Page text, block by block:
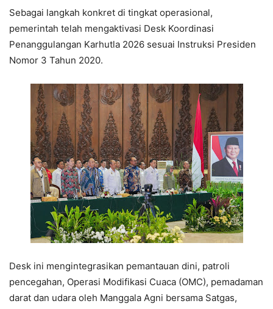
Sebagai langkah konkret di tingkat operasional,
pemerintah telah mengaktivasi Desk Koordinasi
Penanggulangan Karhutla 2026 sesuai Instruksi Presiden
Nomor 3 Tahun 2020.
Desk ini mengintegrasikan pemantauan dini, patroli
pencegahan, Operasi Modifikasi Cuaca (OMC), pemadaman
darat dan udara oleh Manggala Agni bersama Satgas,